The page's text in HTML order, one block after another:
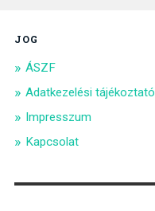
JOG
ÁSZF
Adatkezelési tájékoztató
Impresszum
Kapcsolat